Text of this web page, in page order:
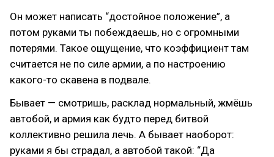
Он может написать “достойное положение”, а
потом руками ты побеждаешь, но с огромными
потерями. Такое ощущение, что коэффициент там
считается не по силе армии, а по настроению
какого-то скавена в подвале.
Бывает — смотришь, расклад нормальный, жмёшь
автобой, и армия как будто перед битвой
коллективно решила лечь. А бывает наоборот:
руками я бы страдал, а автобой такой: “Да